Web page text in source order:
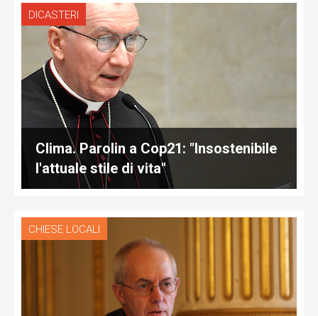
DICASTERI
Clima. Parolin a Cop21: "Insostenibile
l'attuale stile di vita"
CHIESE LOCALI